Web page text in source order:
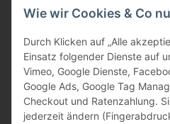
Nutzfahrzeuge bieten wir
unterschiedlicher Traglast
Verladeschienen bis 10.000
Herstellern. Wir beliefern
Sonderkonstruktionenund
Anhänger Händler /
interessanten Konditionen.S
Wie wir Cookies & Co
Durch Klicken auf „Alle
Einsatz folgender Dienste auf
Vimeo, Google Dienste,
Google Ads, Google Tag
Checkout und Ratenzahlung.
jederzeit ändern